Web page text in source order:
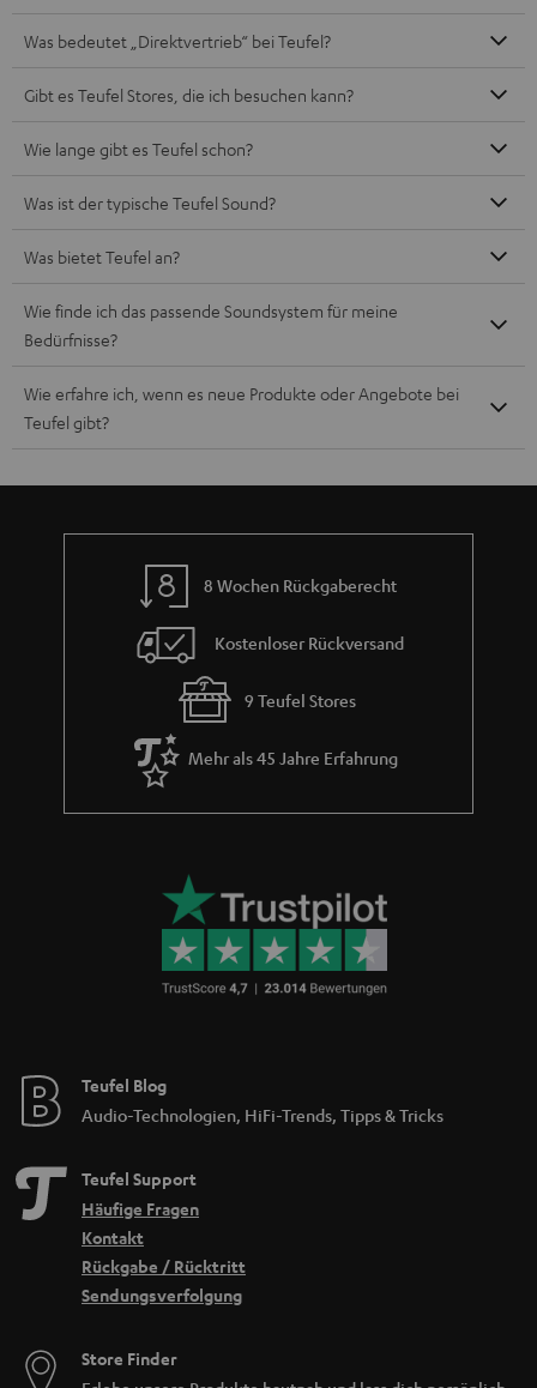
Was bedeutet „Direktvertrieb“ bei Teufel?
Gibt es Teufel Stores, die ich besuchen kann?
Wie lange gibt es Teufel schon?
Was ist der typische Teufel Sound?
Was bietet Teufel an?
Wie finde ich das passende Soundsystem für meine
Bedürfnisse?
Wie erfahre ich, wenn es neue Produkte oder Angebote bei
Teufel gibt?
8 Wochen Rückgaberecht
Kostenloser Rückversand
9 Teufel Stores
Mehr als 45 Jahre Erfahrung
Teufel Blog
Audio-Technologien, HiFi-Trends, Tipps & Tricks
Teufel Support
Häufige Fragen
Kontakt
Rückgabe / Rücktritt
Sendungsverfolgung
Store Finder